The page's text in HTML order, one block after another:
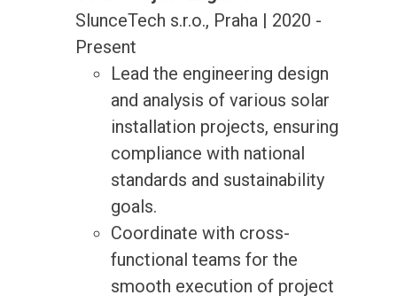
SlunceTech s.r.o., Praha | 2020 -
Present
Lead the engineering design
and analysis of various solar
installation projects, ensuring
compliance with national
standards and sustainability
goals.
Coordinate with cross-
functional teams for the
smooth execution of project